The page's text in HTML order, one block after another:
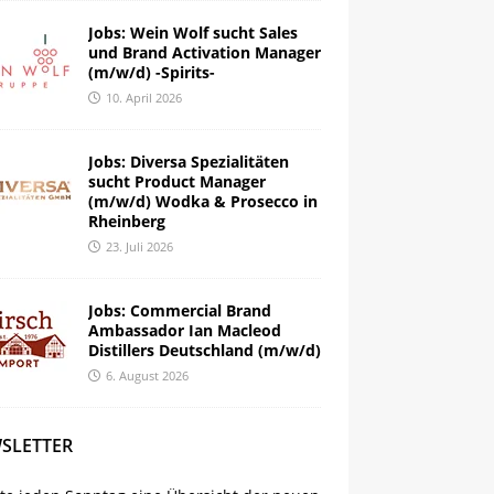
Jobs: Wein Wolf sucht Sales
und Brand Activation Manager
(m/w/d) -Spirits-
10. April 2026
Jobs: Diversa Spezialitäten
sucht Product Manager
(m/w/d) Wodka & Prosecco in
Rheinberg
23. Juli 2026
Jobs: Commercial Brand
Ambassador Ian Macleod
Distillers Deutschland (m/w/d)
6. August 2026